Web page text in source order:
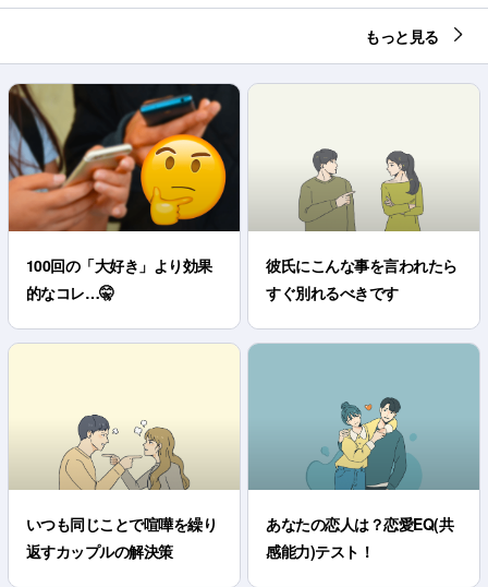
もっと見る
100回の「大好き」より効果
的なコレ…🤫
彼氏にこんな事を言われたら
すぐ別れるべきです
いつも同じことで喧嘩を繰り
返すカップルの解決策
あなたの恋人は？恋愛EQ(共
感能力)テスト！